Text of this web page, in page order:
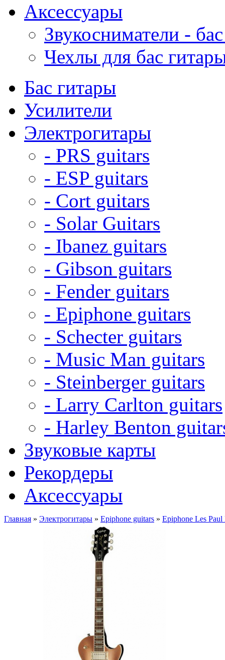
Аксессуары
Звукосниматели -
Чехлы для бас
Бас гитары
Усилители
Электрогитары
- PRS guitars
- ESP guitars
- Cort guitars
- Solar Guitars
- Ibanez guitars
- Gibson guitars
- Fender guitars
- Epiphone guitars
- Schecter guitars
- Music Man guitars
- Steinberger guitars
- Larry Carlton guitars
- Harley Benton
Звуковые карты
Рекордеры
Аксессуары
Главная » Электрогитары » Epiphone guitars » Epiphone Les